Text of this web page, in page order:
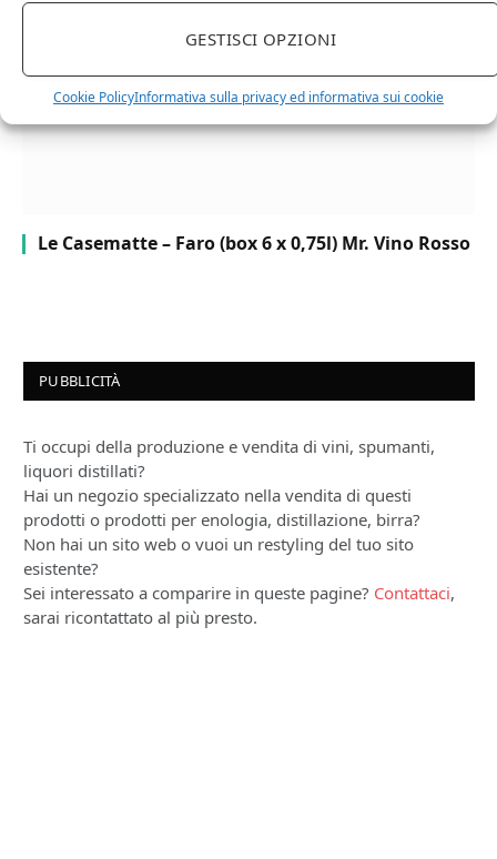
GESTISCI OPZIONI
Cookie PolicyInformativa sulla privacy ed informativa sui cookie
Le Casematte – Faro (box 6 x 0,75l) Mr. Vino Rosso
PUBBLICITÀ
Ti occupi della produzione e vendita di vini, spumanti,
liquori distillati?
Hai un negozio specializzato nella vendita di questi
prodotti o prodotti per enologia, distillazione, birra?
Non hai un sito web o vuoi un restyling del tuo sito
esistente?
Sei interessato a comparire in queste pagine? Contattaci,
sarai ricontattato al più presto.